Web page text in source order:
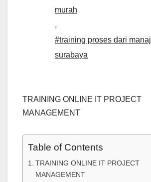
murah
,
#training proses dari
surabaya
TRAINING ONLINE IT PROJECT
MANAGEMENT
Table of Contents
TRAINING ONLINE IT PROJECT
MANAGEMENT